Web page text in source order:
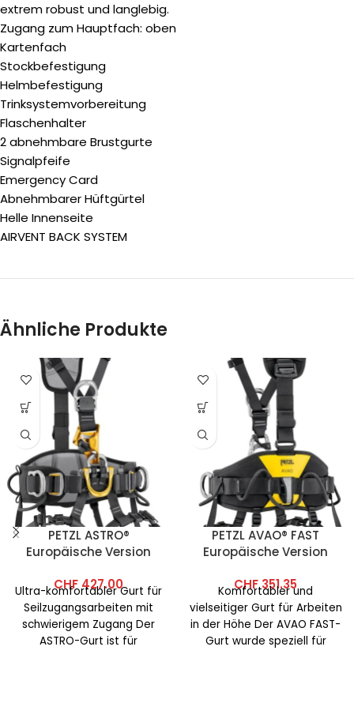
extrem robust und langlebig.
Zugang zum Hauptfach: oben
Kartenfach
Stockbefestigung
Helmbefestigung
Trinksystemvorbereitung
Flaschenhalter
2 abnehmbare Brustgurte
Signalpfeife
Emergency Card
Abnehmbarer Hüftgürtel
Helle Innenseite
AIRVENT BACK SYSTEM
Ähnliche Produkte
PETZL ASTRO®
Europäische Version
CHF427.00
Ultra-komfortabler Gurt für
Seilzugangsarbeiten mit
schwierigem Zugang Der
ASTRO-Gurt ist für
PETZL AVAO® FAST
Europäische Version
CHF351.35
Komfortabler und
vielseitiger Gurt für Arbeiten
in der Höhe Der AVAO FAST-
Gurt wurde speziell für